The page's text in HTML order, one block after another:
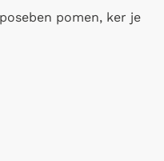
pomen, ker je